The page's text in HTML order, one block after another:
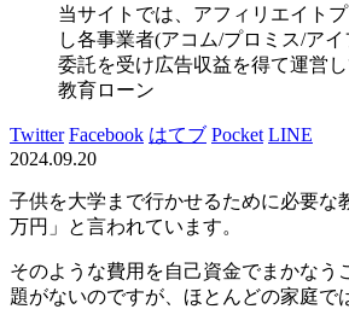
当サイトでは、アフィリエイト
し各事業者(アコム/プロミス/ア
委託を受け広告収益を得て運営し
教育ローン
Twitter Facebook はてブ Pocket LINE
2024.09.20
子供を大学まで行かせるために必要な
万円」と言われています。
そのような費用を自己資金でまかなう
題がないのですが、ほとんどの家庭で